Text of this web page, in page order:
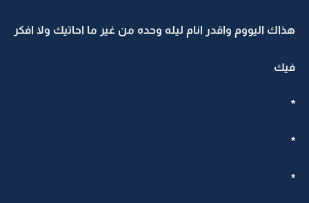
هذاك اليووم واقدر انام ليله وحده من غير ما احاتيك ولا افكر
فيك
*
*
*